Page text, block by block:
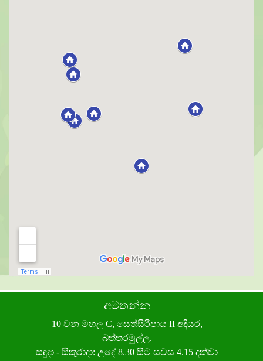
අමතන්න
10 වන මහල C, සෙත්සිරිපාය II අදියර,
බත්තරමුල්ල.
සඳුදා - සිකුරාදා: උදේ 8.30 සිට සවස 4.15 දක්වා